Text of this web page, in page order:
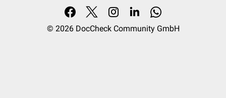
© 2026 DocCheck Community GmbH